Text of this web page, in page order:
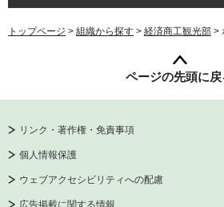
トップページ > 組織から探す > 経済商工観光部 >
ページの先頭に戻
リンク・著作権・免責事項
個人情報保護
ウェブアクセシビリティへの配慮
広告掲載に関する情報